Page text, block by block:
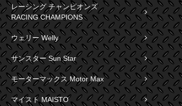
レーシング チャンピオンズ
RACING CHAMPIONS
ウェリー Welly
サンスター Sun Star
モーターマックス Motor Max
マイスト MAISTO